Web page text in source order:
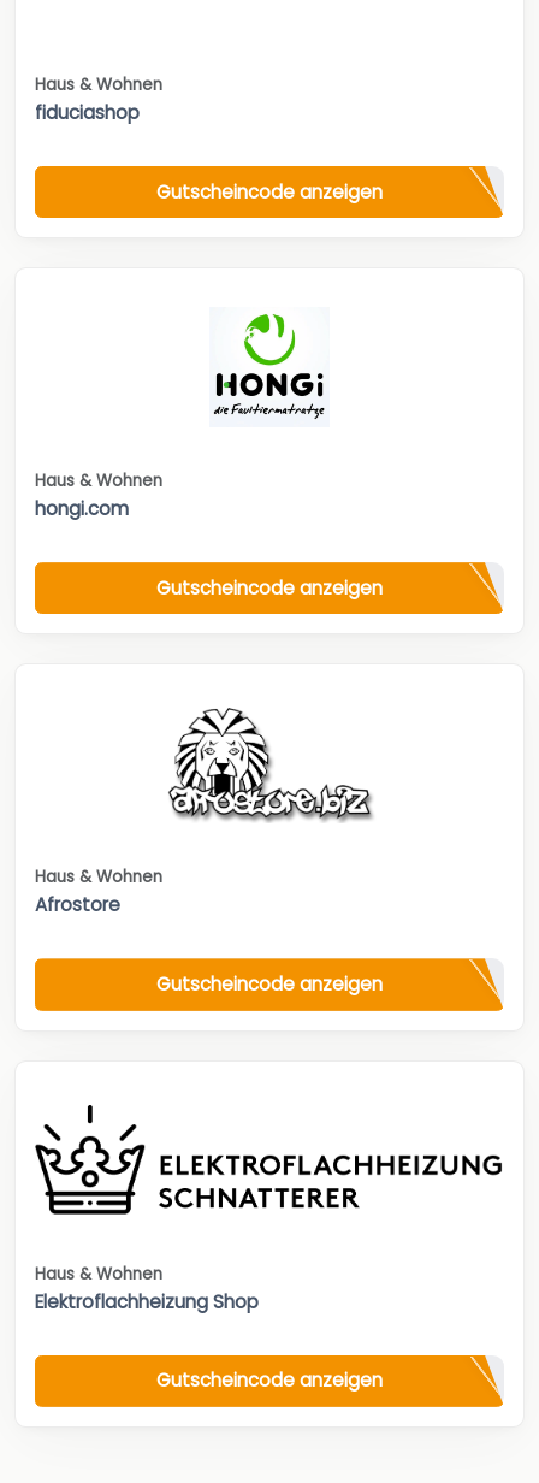
Haus & Wohnen
fiduciashop
Gutscheincode anzeigen
Haus & Wohnen
hongi.com
Gutscheincode anzeigen
Haus & Wohnen
Afrostore
Gutscheincode anzeigen
Haus & Wohnen
Elektroflachheizung Shop
Gutscheincode anzeigen